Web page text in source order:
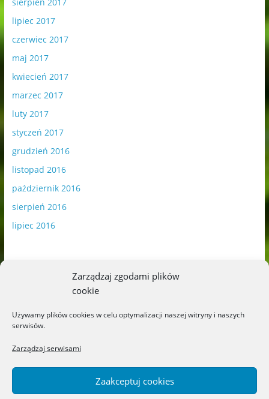
Zarządzaj zgodami plików
cookie
Używamy plików cookies w celu optymalizacji naszej witryny i naszych
serwisów.
Zarządzaj serwisami
Zaakceptuj cookies
sierpień 2017
lipiec 2017
czerwiec 2017
maj 2017
kwiecień 2017
marzec 2017
luty 2017
styczeń 2017
grudzień 2016
listopad 2016
październik 2016
sierpień 2016
lipiec 2016